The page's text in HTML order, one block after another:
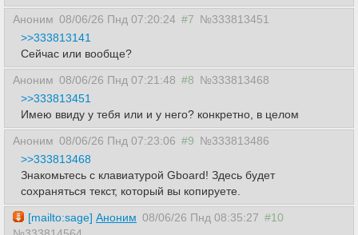
Аноним 08/06/26 Пнд 07:20:24 #7 №333813451
>>333813141
Сейчас или вообще?
Аноним 08/06/26 Пнд 07:21:48 #8 №333813468
>>333813451
Имею ввиду у тебя или и у него? конкретно, в целом
Аноним 08/06/26 Пнд 07:23:06 #9 №333813486
>>333813468
Знакомьтесь с клавиатурой Gboard! Здесь будет
сохраняться текст, который вы копируете.
[mailto:sage] Аноним 08/06/26 Пнд 08:35:27 #10